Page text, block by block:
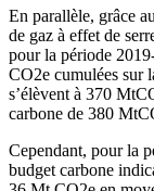
En parallèle, grâce
de gaz à effet de
pour la période
CO2e cumulées sur
s’élèvent à 370
carbone de 380
Cependant, pour la
budget carbone